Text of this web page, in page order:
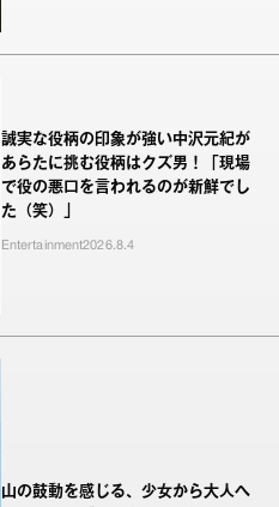
誠実な役柄の印象が強い中沢元紀が
あらたに挑む役柄はクズ男！「現場
で役の悪口を言われるのが新鮮でし
た（笑）」
Entertainment2026.8.4
山の鼓動を感じる、少女から大人へ